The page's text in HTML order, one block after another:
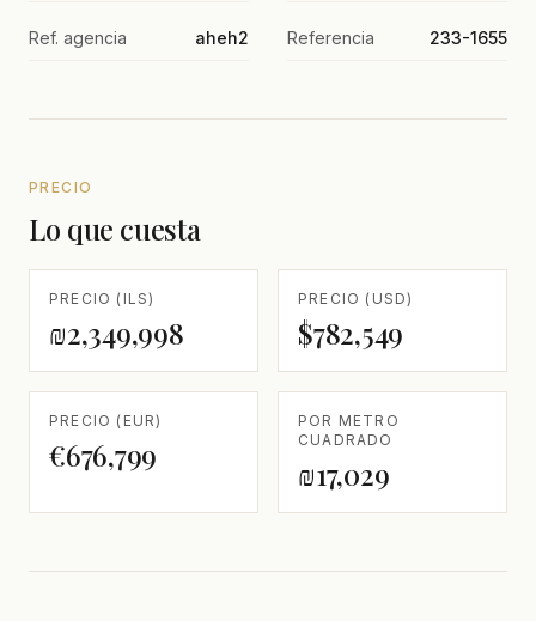
Ref. agencia aheh2 Referencia 233-1655
PRECIO
Lo que cuesta
PRECIO (ILS)
₪2,349,998
PRECIO (USD)
$782,549
PRECIO (EUR)
€676,799
POR METRO
CUADRADO
₪17,029